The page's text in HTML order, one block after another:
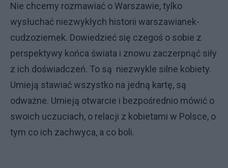
Nie chcemy rozmawiać o Warszawie, tylko
wysłuchać niezwykłych historii warszawianek-
cudzoziemek. Dowiedzieć się czegoś o sobie z
perspektywy końca świata i znowu zaczerpnąć siły
z ich doświadczeń. To są niezwykle silne kobiety.
Umieją stawiać wszystko na jedną kartę, są
odważne. Umieją otwarcie i bezpośrednio mówić o
swoich uczuciach, o relacji z kobietami w Polsce, o
tym co ich zachwyca, a co boli.